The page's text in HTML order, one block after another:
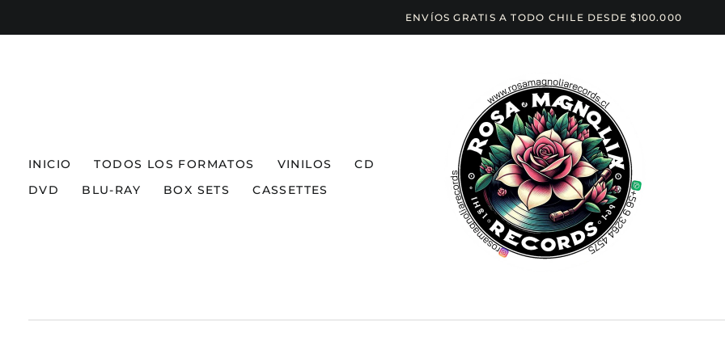
ENVÍOS GRATIS A TODO CHILE DESDE $100.000
INICIO TODOS LOS FORMATOS VINILOS
CD
DVD
BLU-RAY BOX SETS CASSETTES